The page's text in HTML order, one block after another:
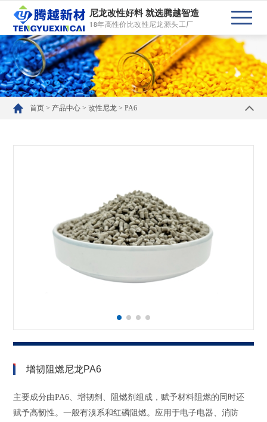
尼龙改性好料 就选腾越智造
18年高性价比改性尼龙源头工厂
首页 > 产品中心 >改性尼龙 >PA6
增韧阻燃尼龙PA6
主要成分由PA6、增韧剂、阻燃剂组成，赋予材料阻燃的同时还
赋予高韧性。一般有溴系和红磷阻燃。应用于电子电器、消防